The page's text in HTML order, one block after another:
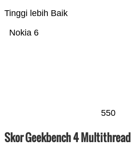
Tinggi lebih Baik
Nokia 6
550
Skor Geekbench 4 Multithread